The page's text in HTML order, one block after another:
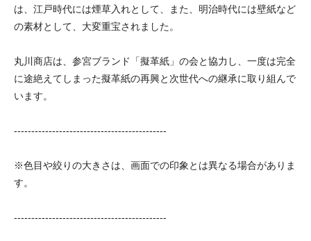
は、江戸時代には煙草入れとして、また、明治時代には壁紙など
の素材として、大変重宝されました。
丸川商店は、参宮ブランド「擬革紙」の会と協力し、一度は完全
に途絶えてしまった擬革紙の再興と次世代への継承に取り組んで
います。
--------------------------------------------
※色目や絞りの大きさは、画面での印象とは異なる場合がありま
す。
--------------------------------------------